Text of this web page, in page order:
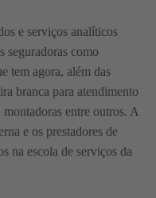
e serviços analíticos
seguradoras como
tem agora, além das
branca para atendimento
entre outros. A
e os prestadores de
na escola de serviços da